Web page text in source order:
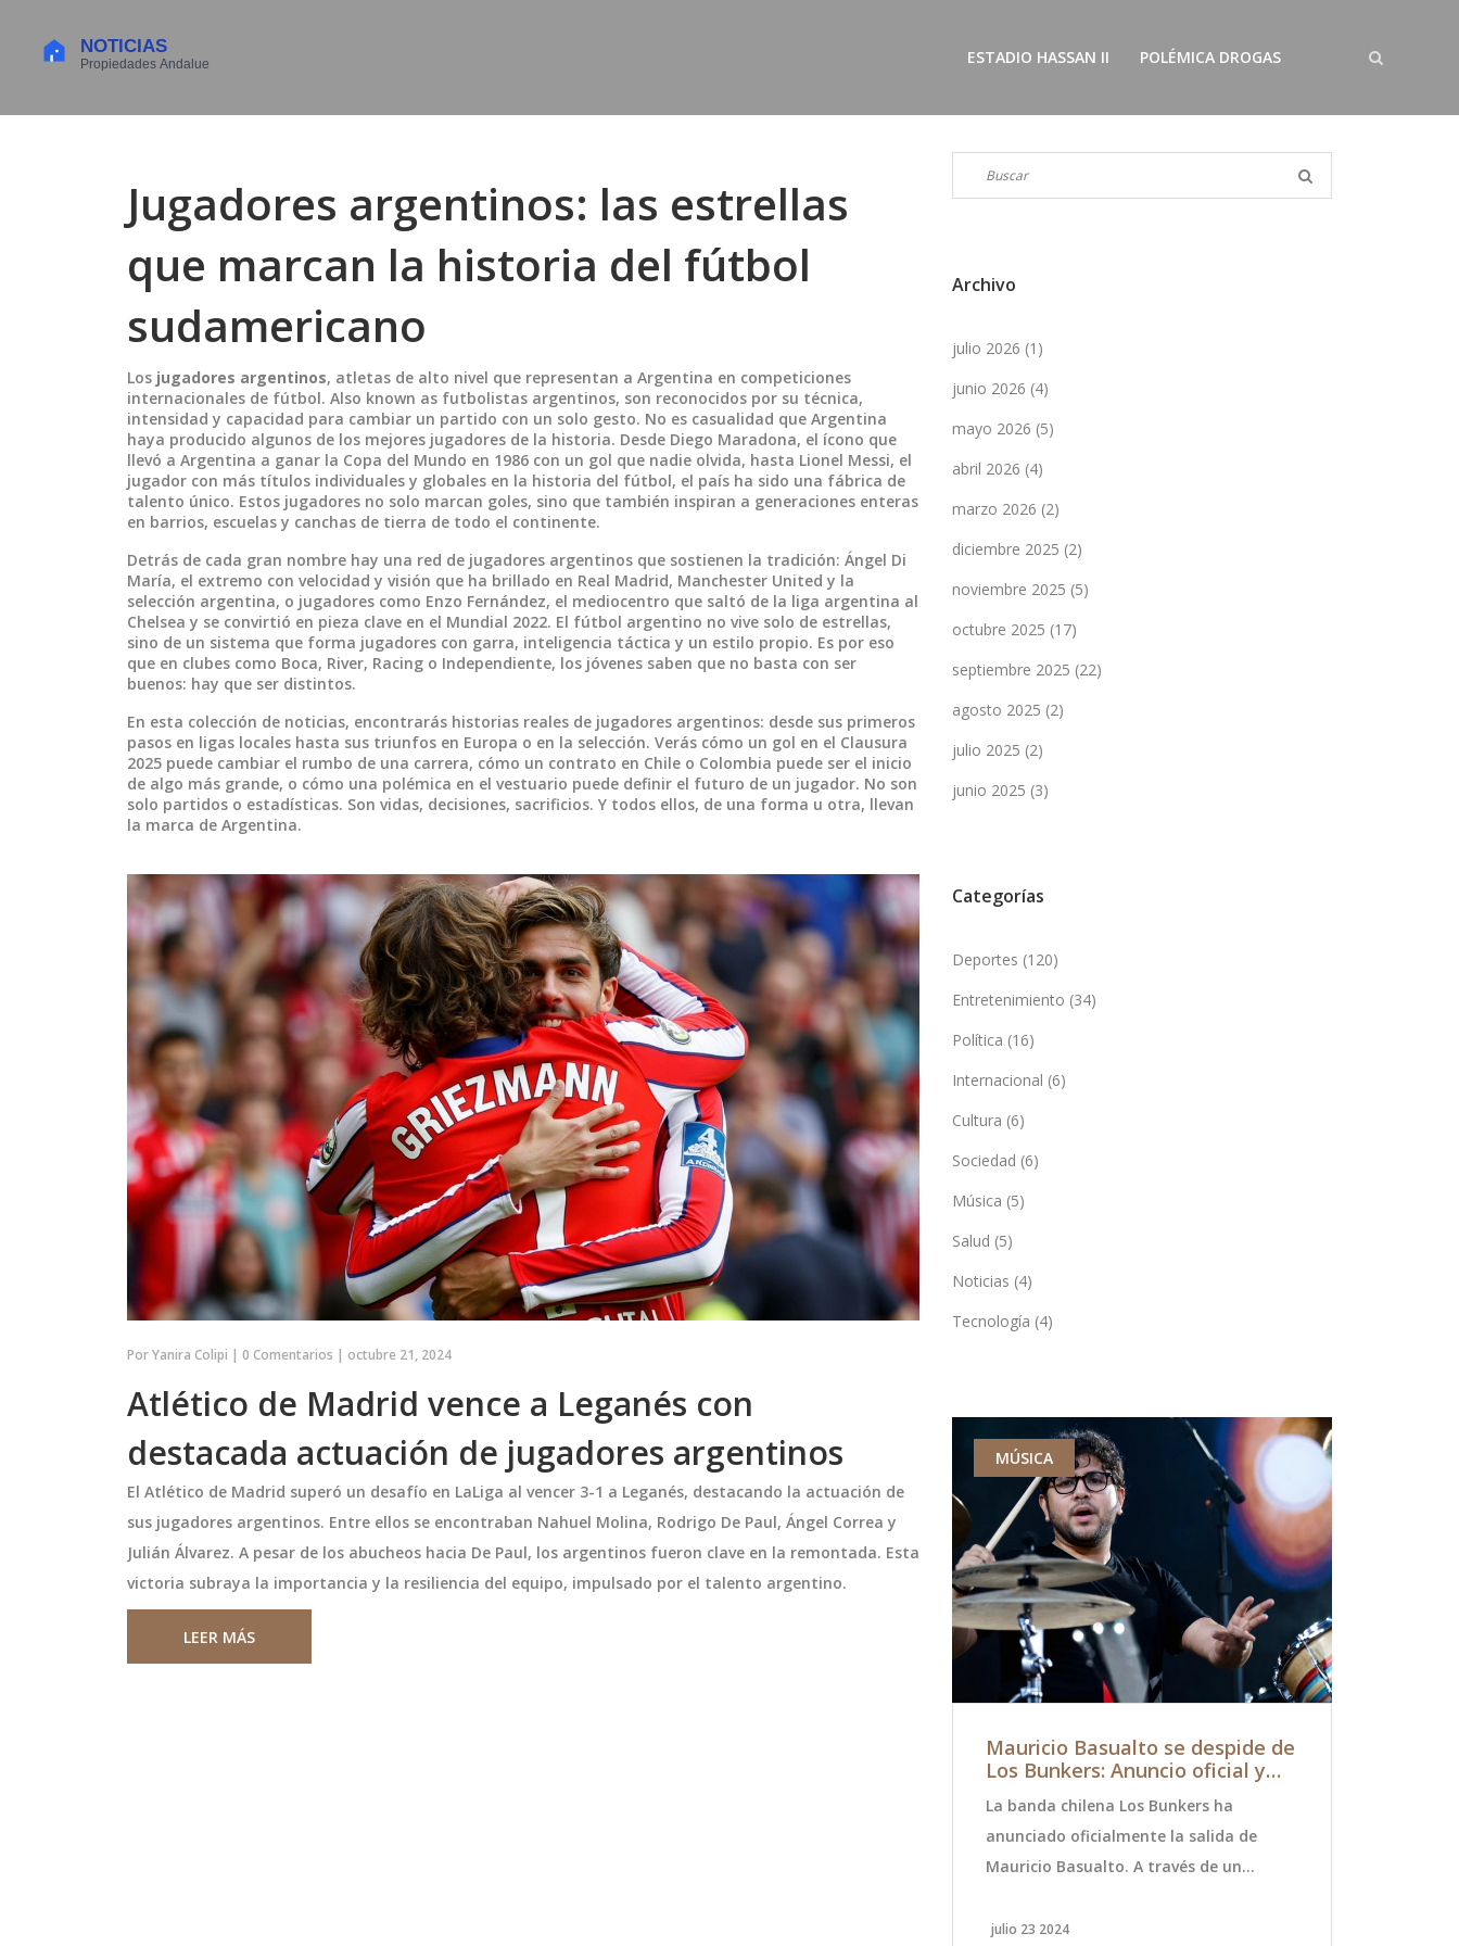
ESTADIO HASSAN II POLÉMICA DROGAS
Jugadores argentinos: las estrellas
que marcan la historia del fútbol
sudamericano
Los jugadores argentinos, atletas de alto nivel que representan a Argentina en competiciones
internacionales de fútbol. Also known as futbolistas argentinos, son reconocidos por su técnica,
intensidad y capacidad para cambiar un partido con un solo gesto. No es casualidad que Argentina
haya producido algunos de los mejores jugadores de la historia. Desde Diego Maradona, el ícono que
llevó a Argentina a ganar la Copa del Mundo en 1986 con un gol que nadie olvida, hasta Lionel Messi, el
jugador con más títulos individuales y globales en la historia del fútbol, el país ha sido una fábrica de
talento único. Estos jugadores no solo marcan goles, sino que también inspiran a generaciones enteras
en barrios, escuelas y canchas de tierra de todo el continente.
Detrás de cada gran nombre hay una red de jugadores argentinos que sostienen la tradición: Ángel Di
María, el extremo con velocidad y visión que ha brillado en Real Madrid, Manchester United y la
selección argentina, o jugadores como Enzo Fernández, el mediocentro que saltó de la liga argentina al
Chelsea y se convirtió en pieza clave en el Mundial 2022. El fútbol argentino no vive solo de estrellas,
sino de un sistema que forma jugadores con garra, inteligencia táctica y un estilo propio. Es por eso
que en clubes como Boca, River, Racing o Independiente, los jóvenes saben que no basta con ser
buenos: hay que ser distintos.
En esta colección de noticias, encontrarás historias reales de jugadores argentinos: desde sus primeros
pasos en ligas locales hasta sus triunfos en Europa o en la selección. Verás cómo un gol en el Clausura
2025 puede cambiar el rumbo de una carrera, cómo un contrato en Chile o Colombia puede ser el inicio
de algo más grande, o cómo una polémica en el vestuario puede definir el futuro de un jugador. No son
solo partidos o estadísticas. Son vidas, decisiones, sacrificios. Y todos ellos, de una forma u otra, llevan
la marca de Argentina.
PorYanira Colipi | 0 Comentarios | octubre 21, 2024
Atlético de Madrid vence a Leganés con
destacada actuación de jugadores argentinos
El Atlético de Madrid superó un desafío en LaLiga al vencer 3-1 a Leganés, destacando la actuación de
sus jugadores argentinos. Entre ellos se encontraban Nahuel Molina, Rodrigo De Paul, Ángel Correa y
Julián Álvarez. A pesar de los abucheos hacia De Paul, los argentinos fueron clave en la remontada. Esta
victoria subraya la importancia y la resiliencia del equipo, impulsado por el talento argentino.
LEER MÁS
Archivo
julio 2026 (1)
junio 2026 (4)
mayo 2026 (5)
abril 2026 (4)
marzo 2026 (2)
diciembre 2025 (2)
noviembre 2025 (5)
octubre 2025 (17)
septiembre 2025 (22)
agosto 2025 (2)
julio 2025 (2)
junio 2025 (3)
Categorías
Deportes (120)
Entretenimiento (34)
Política (16)
Internacional (6)
Cultura (6)
Sociedad (6)
Música (5)
Salud (5)
Noticias (4)
Tecnología (4)
ECONOMÍA Y NEGOCIOS DEPORTES MÚSICA
Mauricio Basualto se despide de
Los Bunkers: Anuncio oficial y
La banda chilena Los Bunkers ha
anunciado oficialmente la salida de
Mauricio Basualto. A través de un
como 'compleja, meditada y madurada'.
julio 23 2024